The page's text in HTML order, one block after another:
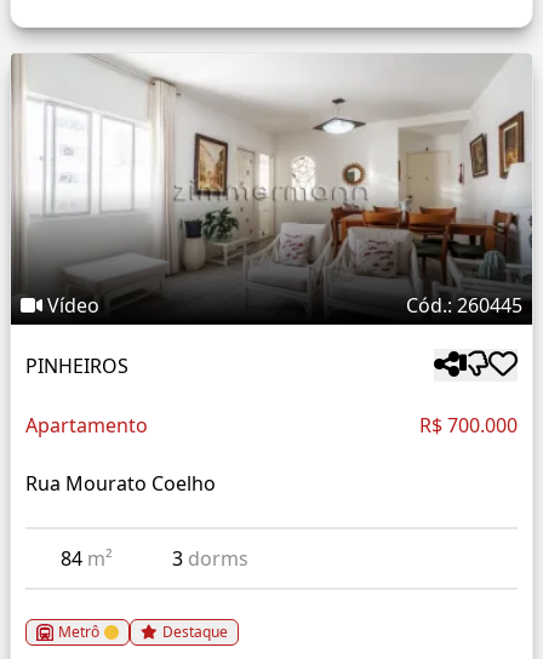
Vídeo Cód.: 260445
PINHEIROS
Apartamento R$ 700.000
Rua Mourato Coelho
84 m² 3 dorms
Metrô Destaque